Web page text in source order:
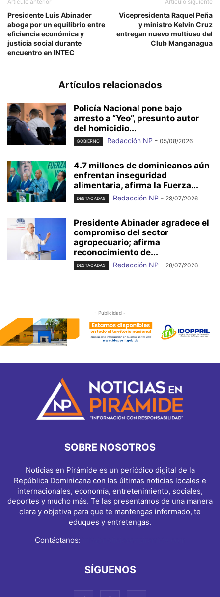
Artículo anterior
Presidente Luis Abinader
aboga por un equilibrio entre
eficiencia económica y
justicia social durante
encuentro en INTEC
Artículo siguiente
Vicepresidenta Raquel Peña
y ministro Kelvin Cruz
entregan nuevo multiuso del
Club Manganagua
Artículos relacionados
Policía Nacional pone bajo
arresto a “Yeo”, presunto autor
del homicidio...
GOBIERNO Redacción NP - 05/08/2026
4.7 millones de dominicanos aún
enfrentan inseguridad
alimentaria, afirma la Fuerza...
DESTACADAS Redacción NP - 28/07/2026
Presidente Abinader agradece el
compromiso del sector
agropecuario; afirma
reconocimiento de...
DESTACADAS Redacción NP - 28/07/2026
- Publicidad -
SOBRE NOSOTROS
Noticias en Pirámide es un periódico digital de la
República Dominicana con las últimas noticias locales e
internacionales, economía, entretenimiento, sociales,
deportes y mucho más. Te las presentamos de una manera
clara y objetiva para que te mantengas informado, te
eduques y entretengas.
Contáctanos:
SÍGUENOS